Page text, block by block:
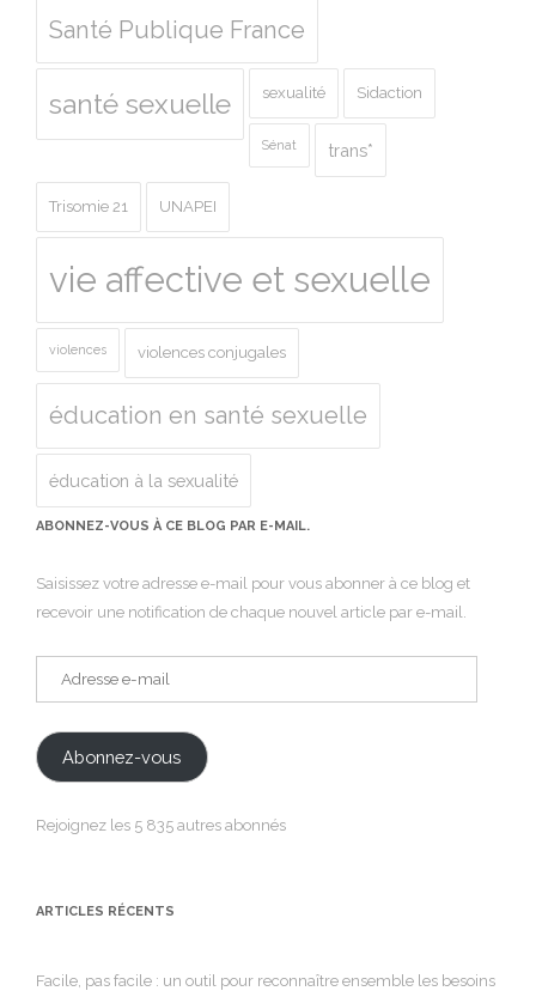
Santé Publique France
santé sexuelle sexualité Sidaction
Sénat trans*
Trisomie 21 UNAPEI
vie affective et sexuelle
violences violences conjugales
éducation en santé sexuelle
éducation à la sexualité
ABONNEZ-VOUS À CE BLOG PAR E-MAIL.
Saisissez votre adresse e-mail pour vous abonner à ce blog et
recevoir une notification de chaque nouvel article par e-mail.
Adresse
e-
Abonnez-vous
Rejoignez les 5 835 autres abonnés
ARTICLES RÉCENTS
Facile, pas facile : un outil pour reconnaître ensemble les besoins